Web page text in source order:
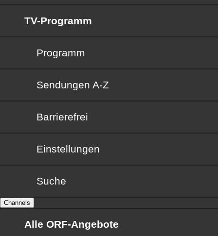
TV-Programm
Programm
Sendungen von A bis Z
Sendungen A-Z
Barrierefrei
Barrierefrei
Einstellungen
Suche
Channels
Alle ORF-Angebote